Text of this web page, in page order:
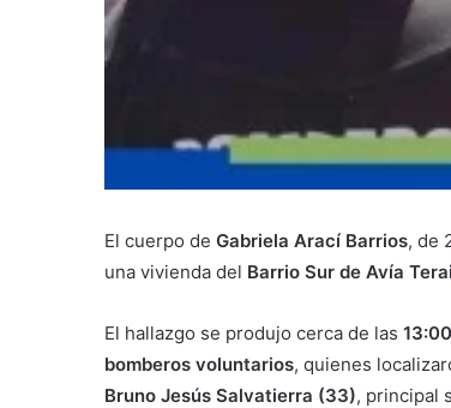
El cuerpo de Gabriela Arací Barrios, de
una vivienda del Barrio Sur de Avía Terai
El hallazgo se produjo cerca de las
bomberos voluntarios, quienes
Bruno Jesús Salvatierra (33), principal